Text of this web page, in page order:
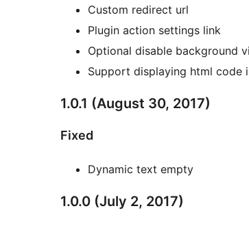
Custom redirect url
Plugin action settings link
Optional disable background
Support displaying html code
1.0.1 (August 30, 2017)
Fixed
Dynamic text empty
1.0.0 (July 2, 2017)